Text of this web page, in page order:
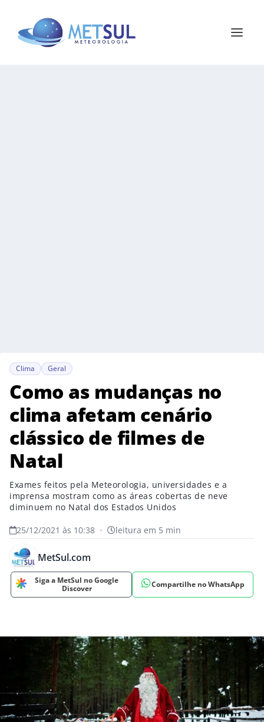
Clima Geral
Como as mudanças no
clima afetam cenário
clássico de filmes de
Natal
Exames feitos pela Meteorologia, universidades e a
imprensa mostram como as áreas cobertas de neve
diminuem no Natal dos Estados Unidos
25/12/2021 às 10:38 • leitura em 5 min
MetSul.com
Siga a MetSul no Google
Discover
Compartilhe no WhatsApp